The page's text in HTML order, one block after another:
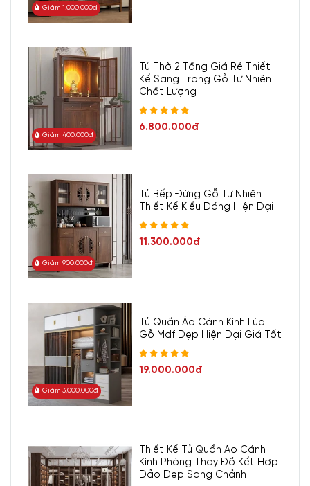
Giảm 1.000.000đ
Giảm 400.000đ
Tủ Thờ 2 Tầng Giá Rẻ Thiết
Kế Sang Trọng Gỗ Tự Nhiên
Chất Lượng
6.800.000đ
Giảm 900.000đ
Tủ Bếp Đứng Gỗ Tự Nhiên
Thiết Kế Kiểu Dáng Hiện Đại
11.300.000đ
Giảm 3.000.000đ
Tủ Quần Áo Cánh Kính Lùa
Gỗ Mdf Đẹp Hiện Đại Giá Tốt
19.000.000đ
Thiết Kế Tủ Quần Áo Cánh
Kính Phòng Thay Đồ Kết Hợp
Đảo Đẹp Sang Chảnh